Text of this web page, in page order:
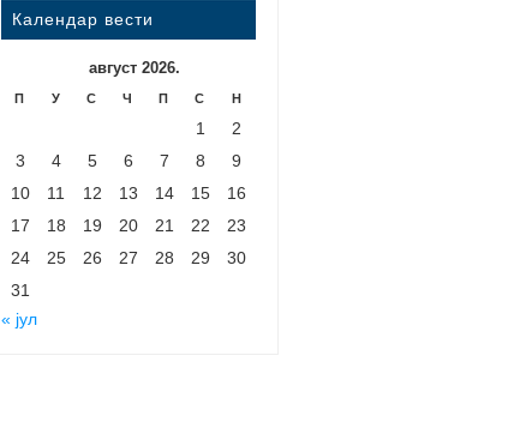
Календар вести
август 2026.
П У С Ч П С Н
1
2
3
4 5 6 7 8
9
10
11 12 13 14 15
16
17
18 19 20 21 22
23
24
25 26 27 28 29
30
31
« јул